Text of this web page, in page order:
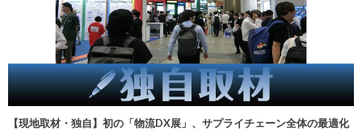
【現地取材・独自】初の「物流DX展」、サプライチェーン全体の最適化